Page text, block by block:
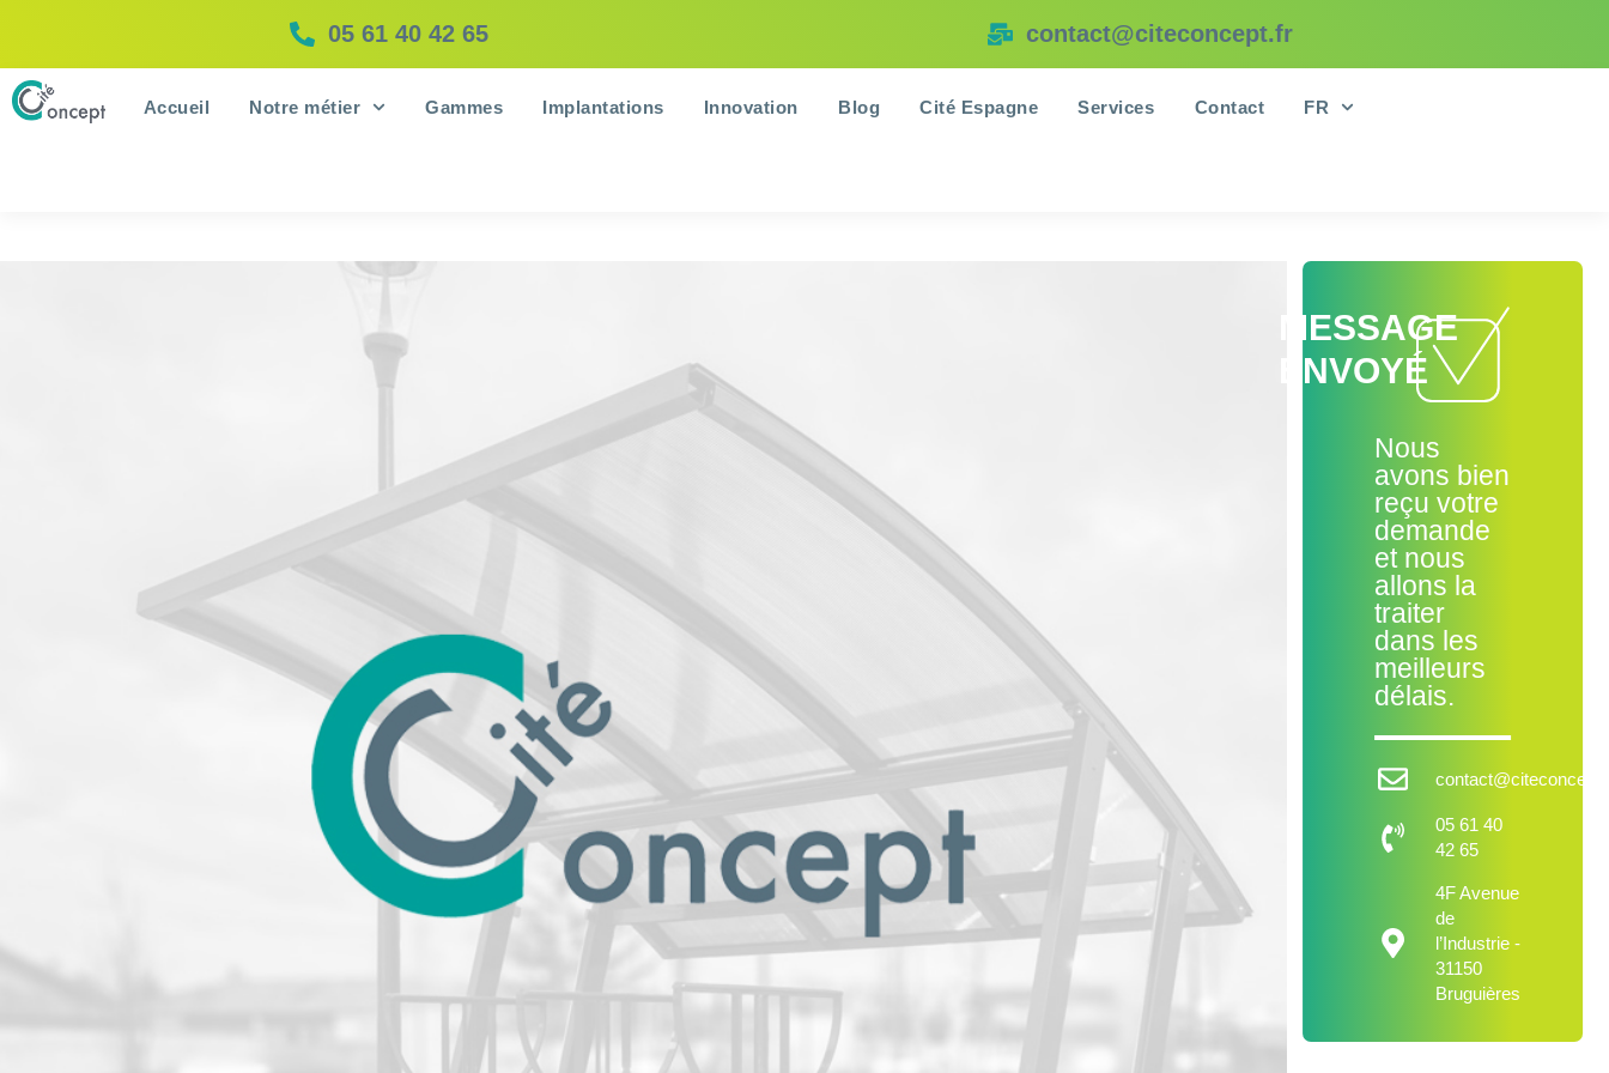
05 61 40 42 65 contact@citeconcept.fr
Accueil Notre métier Gammes Implantations Innovation Blog Cité Espagne Services Contact FR
MESSAGE
ENVOYÉ
Nous
avons bien
reçu votre
demande
et nous
allons la
traiter
dans les
meilleurs
délais.
05 61 40
42 65
4F Avenue
de
l’Industrie -
31150
Bruguières